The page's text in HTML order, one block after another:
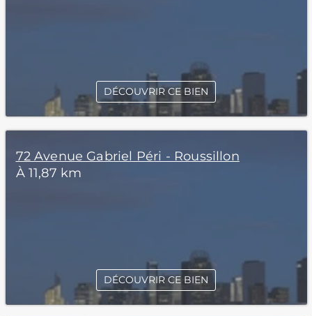
DÉCOUVRIR CE BIEN
72 Avenue Gabriel Péri - Roussillon
À 11,87 km
DÉCOUVRIR CE BIEN